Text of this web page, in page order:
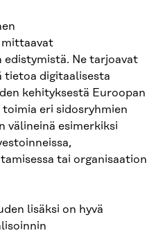
Ne tarjoavat
digitaalisesta
kehityksestä Euroopan
toimia eri sidosryhmien
välineinä esimerkiksi
tai organisaation
lisäksi on hyvä